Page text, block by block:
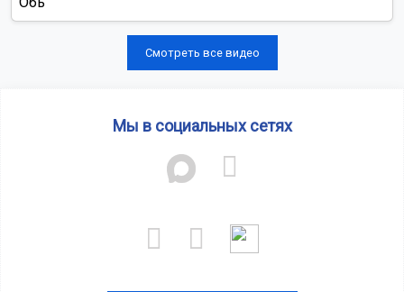
Смотреть все видео
Мы в социальных сетях